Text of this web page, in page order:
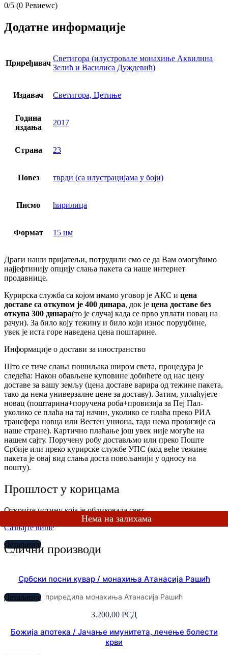
0/5 (0 Ревиеwс)
Додатне информације
Приређивач
Светигора (илустровале монахиње Аквилина
Зелић и Василиса Дуждевић)
Издавач Светигора, Цетиње
Година
издања
2017
Страна 23
Повез тврди (са илустрацијама у боји)
Писмо ћирилица
Формат 15 цм
Драги наши пријатељи, потрудили смо се да Вам омогућимо
најјефтинију опцију слања пакета са наше интернет
продавнице.
Курирска служба са којом имамо уговор је АКС и цена
доставе са откупом је 400 динара, док је цена доставе без
откупа 300 динара(то је случај када се прво уплати новац на
рачун). За било коју тежину и било који износ поруџбине,
увек је иста горе наведена цена поштарине.
Информације о достави за иностранство
Што се тиче слања пошиљака широм света, процедура је
следећа: Након обављене куповине добићете од нас цену
доставе за вашу земљу (цена доставе варира од тежине пакета,
тако да нема универзалне цене за доставу). Затим, уплаћујете
новац (поштарина+поручена роба+провизија за Пеј Пал-
уколико се плаћа на тај начин, уколико се плаћа преко РИА
трансфера новца или Вестен униона, тада нема провизије са
наше стране). Картично плаћање још увек није могуће на
нашем сајту. Поручену робу достављмо или преко Поште
Србије или преко курирске службе УПС (код веће тежине
пакета је овај вид слања доста повољанији у односу на
пошту).
Прошлост у корицама
Откријте истину која је обликовала свет
Сазнајте више
Слични производи
Детаљније
Србски посни кувар / монахиња Атанасија Рашић
приредила монахиња Атанасија Рашић
3.200,00 РСД
Детаљније
Божија апотека / Јачање имунитета, лечење болести
крви